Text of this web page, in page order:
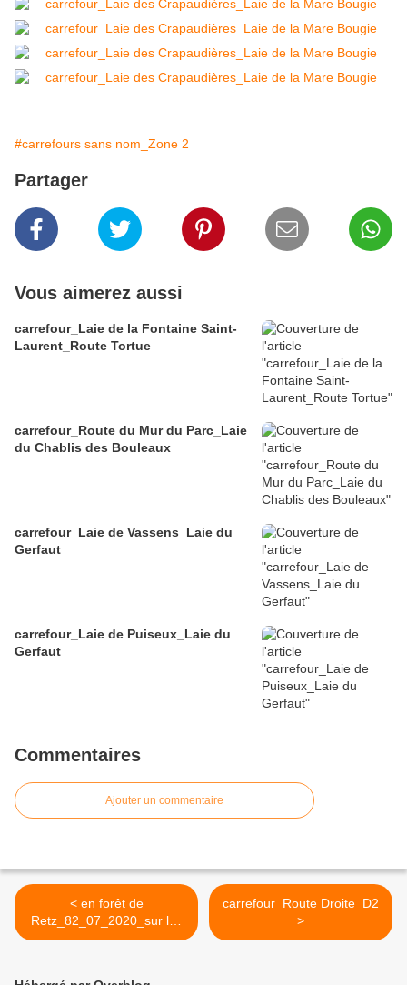
#carrefours sans nom_Zone 2
Partager
Vous aimerez aussi
carrefour_Laie de la Fontaine Saint-
Laurent_Route Tortue
carrefour_Route du Mur du Parc_Laie
du Chablis des Bouleaux
carrefour_Laie de Vassens_Laie du
Gerfaut
carrefour_Laie de Puiseux_Laie du
Gerfaut
Commentaires
Ajouter un commentaire
< en forêt de
Retz_82_07_2020_sur les
Routes de la Bruyère aux
carrefour_Route Droite_D2
>